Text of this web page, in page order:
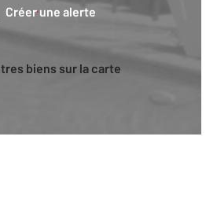
Créer une alerte
biens sur la carte